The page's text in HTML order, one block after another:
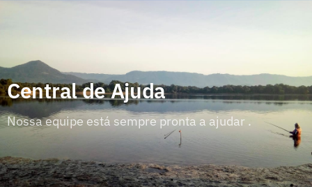
Central de Ajuda
Nossa equipe está sempre pronta a ajudar .